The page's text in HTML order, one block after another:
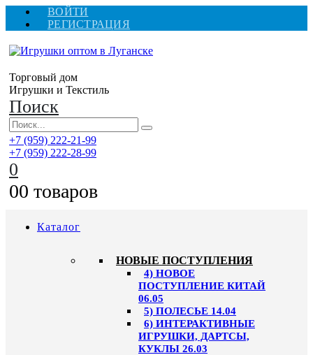
ВОЙТИ
РЕГИСТРАЦИЯ
Торговый дом
Игрушки и Текстиль
Поиск
+7 (959) 222-21-99
+7 (959) 222-28-99
0
00 товаров
Каталог
НОВЫЕ ПОСТУПЛЕНИЯ
4) НОВОЕ
ПОСТУПЛЕНИЕ КИТАЙ
06.05
5) ПОЛЕСЬЕ 14.04
6) ИНТЕРАКТИВНЫЕ
ИГРУШКИ, ДАРТСЫ,
КУКЛЫ 26.03